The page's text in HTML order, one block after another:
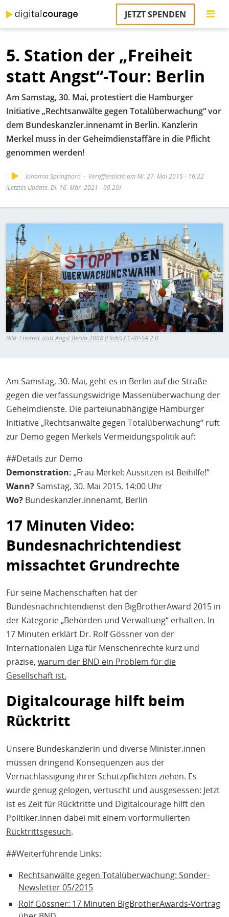
zum
Inhalt
JETZT SPENDEN
5. Station der „Freiheit
statt Angst“-Tour: Berlin
Am Samstag, 30. Mai, protestiert die Hamburger
Initiative „Rechtsanwälte gegen Totalüberwachung“ vor
dem Bundeskanzler.innenamt in Berlin. Kanzlerin
Merkel muss in der Geheimdienstaffäre in die Pflicht
genommen werden!
Johanna Springhorn
Veröffentlicht am Mi. 27. Mai 2015 - 16:22
(Letztes Update: Di. 16. Mär. 2021 - 09:20)
Bild
Bild:Freiheit statt Angst Berlin 2008 (Flickr) CC-BY-SA 2.0
Am Samstag, 30. Mai, geht es in Berlin auf die Straße
gegen die verfassungswidrige Massenüberwachung der
Geheimdienste. Die parteiunabhängige Hamburger
Initiative „Rechtsanwälte gegen Totalüberwachung“ ruft
zur Demo gegen Merkels Vermeidungspolitik auf:
##Details zur Demo
Demonstration: „Frau Merkel: Aussitzen ist Beihilfe!“
Wann? Samstag, 30. Mai 2015, 14:00 Uhr
Wo? Bundeskanzler.innenamt, Berlin
17 Minuten Video:
Bundesnachrichtendiest
missachtet Grundrechte
Für seine Machenschaften hat der
Bundesnachrichtendienst den BigBrotherAward 2015 in
der Kategorie „Behörden und Verwaltung“ erhalten. In
17 Minuten erklärt Dr. Rolf Gössner von der
Internationalen Liga für Menschenrechte kurz und
präzise, warum der BND ein Problem für die
Gesellschaft ist.
Digitalcourage hilft beim
Rücktritt
Unsere Bundeskanzlerin und diverse Minister.innen
müssen dringend Konsequenzen aus der
Vernachlässigung ihrer Schutzpflichten ziehen. Es
wurde genug gelogen, vertuscht und ausgesessen: Jetzt
ist es Zeit für Rücktritte und Digitalcourage hilft den
Politiker.innen dabei mit einem vorformulierten
Rücktrittsgesuch.
##Weiterführende Links:
Rechtsanwälte gegen Totalüberwachung: Sonder-
Newsletter 05/2015
Rolf Gössner: 17 Minuten BigBrotherAwards-Vortrag